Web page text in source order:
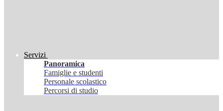
Servizi
Panoramica
Famiglie e studenti
Personale scolastico
Percorsi di studio